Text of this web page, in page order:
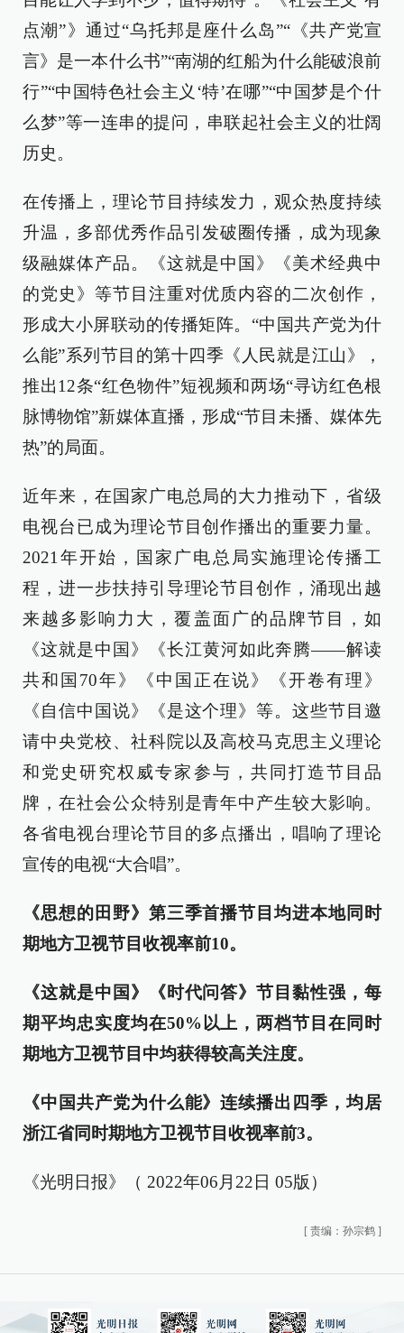
点潮”》通过“乌托邦是座什么岛”“《共产党宣
言》是一本什么书”“南湖的红船为什么能破浪前
行”“中国特色社会主义‘特’在哪”“中国梦是个什
么梦”等一连串的提问，串联起社会主义的壮阔
历史。
在传播上，理论节目持续发力，观众热度持续
升温，多部优秀作品引发破圈传播，成为现象
级融媒体产品。《这就是中国》《美术经典中
的党史》等节目注重对优质内容的二次创作，
形成大小屏联动的传播矩阵。“中国共产党为什
么能”系列节目的第十四季《人民就是江山》，
推出12条“红色物件”短视频和两场“寻访红色根
脉博物馆”新媒体直播，形成“节目未播、媒体先
热”的局面。
近年来，在国家广电总局的大力推动下，省级
电视台已成为理论节目创作播出的重要力量。
2021年开始，国家广电总局实施理论传播工
程，进一步扶持引导理论节目创作，涌现出越
来越多影响力大，覆盖面广的品牌节目，如
《这就是中国》《长江黄河如此奔腾——解读
共和国70年》《中国正在说》《开卷有理》
《自信中国说》《是这个理》等。这些节目邀
请中央党校、社科院以及高校马克思主义理论
和党史研究权威专家参与，共同打造节目品
牌，在社会公众特别是青年中产生较大影响。
各省电视台理论节目的多点播出，唱响了理论
宣传的电视“大合唱”。
《思想的田野》第三季首播节目均进本地同时
期地方卫视节目收视率前10。
《这就是中国》《时代问答》节目黏性强，每
期平均忠实度均在50%以上，两档节目在同时
期地方卫视节目中均获得较高关注度。
《中国共产党为什么能》连续播出四季，均居
浙江省同时期地方卫视节目收视率前3。
《光明日报》（ 2022年06月22日 05版）
[ 责编：孙宗鹤 ]